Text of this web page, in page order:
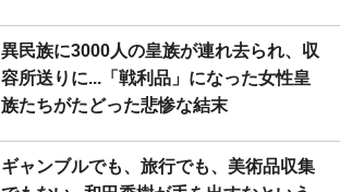
異民族に3000人の皇族が連れ去られ、収
容所送りに...「戦利品」になった女性皇
族たちがたどった悲惨な結末
ギャンブルでも、旅行でも、美術品収集